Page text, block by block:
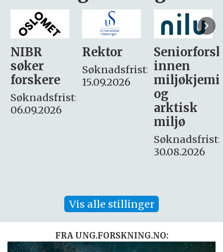
Rektor
Søknadsfrist:
15.09.2026
Seniorforsker
innen
miljøkjemi
søker
– fast
Søknadsfrist:
16. august.
Vis alle stillinger
FRA UNG.FORSKNING.NO: